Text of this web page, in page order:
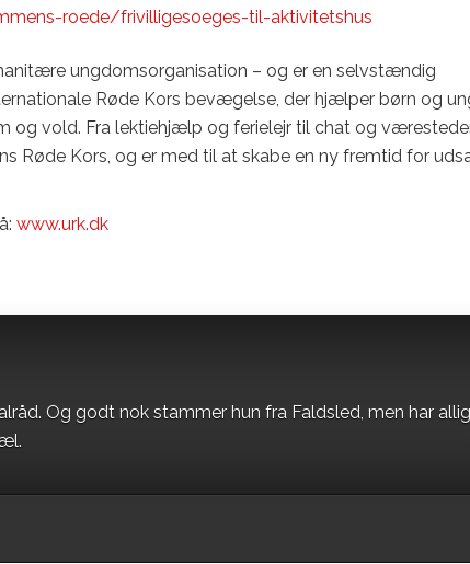
roede/frivilligesoeges-til-aktivitetshus
ungdomsorganisation – og er en selvstændig
Røde Kors bevægelse, der hjælper børn og
og vold. Fra lektiehjælp og ferielejr til chat og
Røde Kors, og er med til at skabe en ny fremtid for
www.urk.dk
Og godt nok stammer hun fra Faldsled, men har